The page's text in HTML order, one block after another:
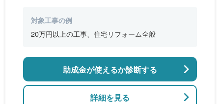
対象工事の例
20万円以上の工事、住宅リフォーム全般
詳細を見る
助成金が使えるか診断する